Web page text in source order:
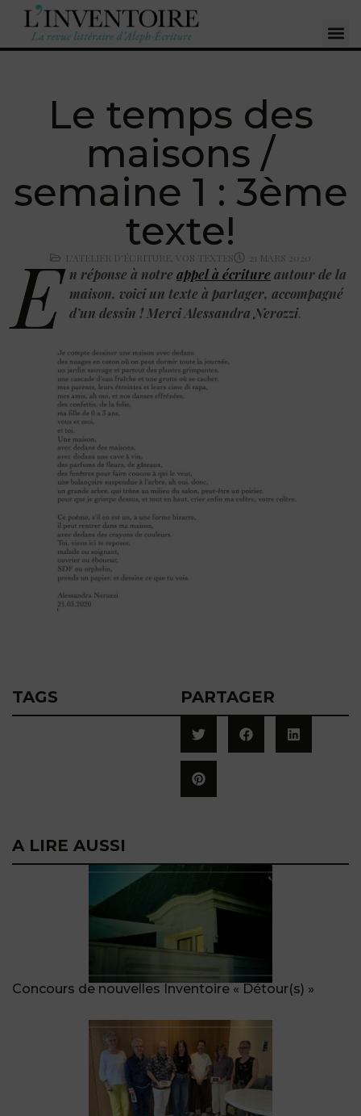
Le temps des
maisons /
semaine 1 : 3ème
texte!
L'ATELIER D'ÉCRITURE VOS TEXTES 21 MARS 2020
E n réponse à notre appel à écritureautour de la
maison, voici un texte à partager, accompagné
d’un dessin ! Merci Alessandra Nerozzi.
TAGS PARTAGER
A LIRE AUSSI
Concours de nouvelles Inventoire « Détour(s) »